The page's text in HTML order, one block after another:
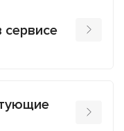
сервисе